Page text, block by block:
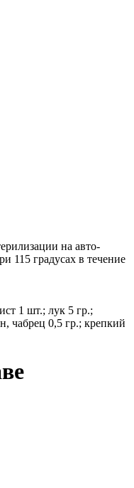
на авто-
115 градусах в течение
1 шт.; лук 5 гр.;
чабрец 0,5 гр.; крепкий